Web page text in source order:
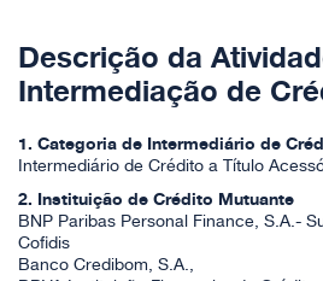
Descrição da
Intermediação de
1. Categoria de Intermediário de
Intermediário de Crédito a Título
2. Instituição de Crédito Mutuante
BNP Paribas Personal Finance, S.A.-
Cofidis
Banco Credibom, S.A.,